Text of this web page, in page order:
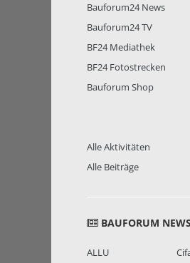
Bauforum24 News
Bauforum24 TV
BF24 Mediathek
BF24 Fotostrecken
Bauforum Shop
Alle Aktivitäten
Alle Beiträge
BAUFORUM NEWS
ALLU